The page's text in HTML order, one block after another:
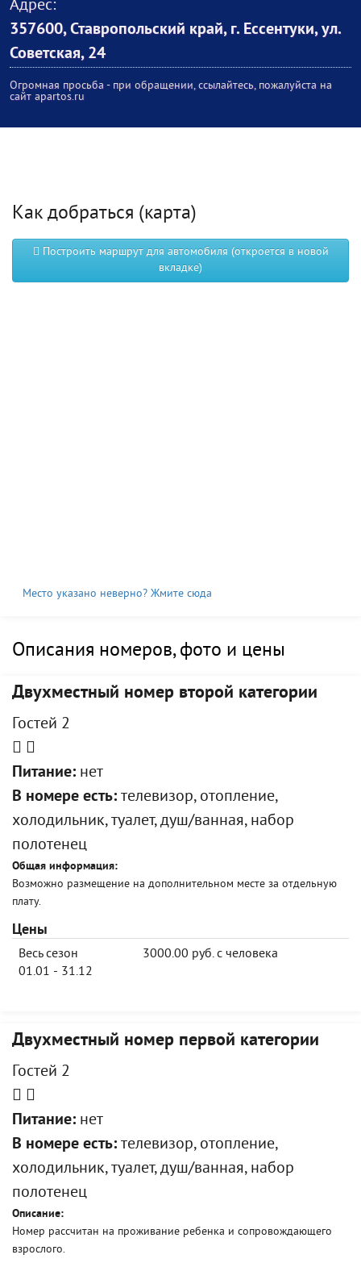
Адрес:
357600, Ставропольский край, г. Ессентуки, ул.
Советская, 24
Огромная просьба - при обращении, ссылайтесь, пожалуйста на
сайт apartos.ru
Как добраться (карта)
Построить маршрут для автомобиля (откроется в новой
вкладке)
Место указано неверно? Жмите сюда
Описания номеров, фото и цены
Двухместный номер второй категории
Гостей 2
Питание: нет
В номере есть: телевизор, отопление,
холодильник, туалет, душ/ванная, набор
полотенец
Общая информация:
Возможно размещение на дополнительном месте за отдельную
плату.
Цены
Весь сезон
01.01 - 31.12
3000.00 руб. с человека
Двухместный номер первой категории
Гостей 2
Питание: нет
В номере есть: телевизор, отопление,
холодильник, туалет, душ/ванная, набор
полотенец
Описание:
Номер рассчитан на проживание ребенка и сопровождающего
взрослого.